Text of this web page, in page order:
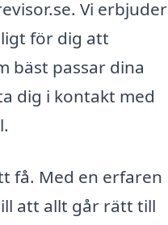
Vi erbjuder
för dig att
bäst passar dina
dig i kontakt med
få. Med en erfaren
att allt går rätt till